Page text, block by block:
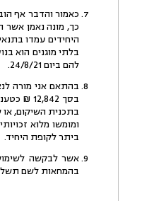
כאמור והדבר אף
כך, מונה נאמן אשר
היחידים עמדו
בלתי מוגנים הוא
להם ביום 24/8/21.
בהתאם אני מורה
בסך
בתכנית השיקום, או
ומומשו מלוא
ביתר לקופת היחיד.
אשר לבקשה
בהמחאות לשם